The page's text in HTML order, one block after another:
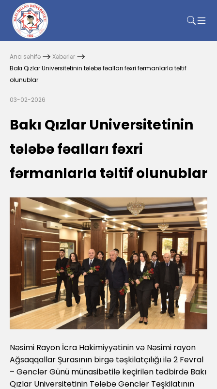
Ana səhifə
Xəbərlər
Bakı Qızlar Universitetinin tələbə fəalları fəxri fərmanlarla təltif
olunublar
03-02-2026
Bakı Qızlar Universitetinin
tələbə fəalları fəxri
fərmanlarla təltif olunublar
Nəsimi Rayon İcra Hakimiyyətinin və Nəsimi rayon
Ağsaqqallar Şurasının birgə təşkilatçılığı ilə 2 Fevral
– Gənclər Günü münasibətilə keçirilən tədbirdə Bakı
Qızlar Universitetinin Tələbə Gənclər Təşkilatının